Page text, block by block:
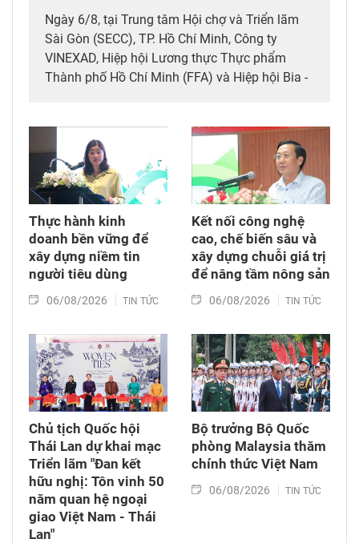
Ngày 6/8, tại Trung tâm Hội chợ và Triển lãm
Sài Gòn (SECC), TP. Hồ Chí Minh, Công ty
VINEXAD, Hiệp hội Lương thực Thực phẩm
Thành phố Hồ Chí Minh (FFA) và Hiệp hội Bia -
kết hợp hai chuyên ngành thực phẩm, đồ uống
và thiết bị - công nghệ chế biến, bao bì
(Vietfood & Beverage - Propack Vietnam 2026).
Thực hành kinh
doanh bền vững để
xây dựng niềm tin
người tiêu dùng
06/08/2026 TIN TỨC
Kết nối công nghệ
cao, chế biến sâu và
xây dựng chuỗi giá trị
để nâng tầm nông sản
06/08/2026 TIN TỨC
Chủ tịch Quốc hội
Thái Lan dự khai mạc
Triển lãm "Đan kết
hữu nghị: Tôn vinh 50
năm quan hệ ngoại
giao Việt Nam - Thái
Lan"
Bộ trưởng Bộ Quốc
phòng Malaysia thăm
chính thức Việt Nam
06/08/2026 TIN TỨC